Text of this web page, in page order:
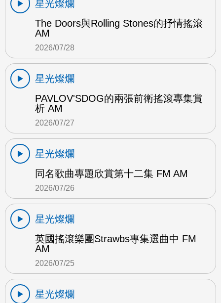
星光燦爛
The Doors與Rolling Stones的抒情搖滾
AM
2026/07/28
星光燦爛
PAVLOV'SDOG的兩張前衛搖滾專集賞
析 AM
2026/07/27
星光燦爛
同名歌曲專題欣賞第十二集 FM AM
2026/07/26
星光燦爛
英國搖滾樂團Strawbs專集選曲中 FM
AM
2026/07/25
星光燦爛